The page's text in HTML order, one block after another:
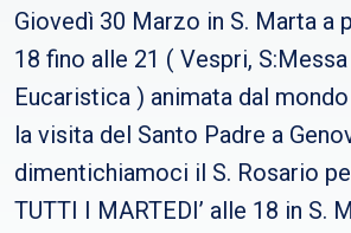
Giovedì 30 Marzo in S. Marta a
18 fino alle 21 ( Vespri,
Eucaristica ) animata dal
la visita del Santo Padre a
dimentichiamoci il S. Rosario
TUTTI I MARTEDI’ alle 18 in S.